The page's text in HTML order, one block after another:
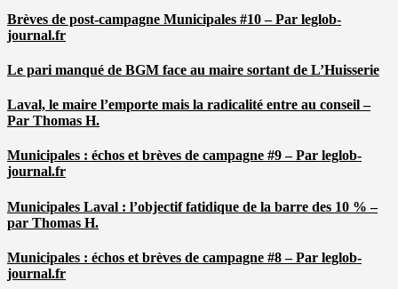
Brèves de post-campagne Municipales #10 – Par leglob-
journal.fr
Le pari manqué de BGM face au maire sortant de L’Huisserie
Laval, le maire l’emporte mais la radicalité entre au conseil –
Par Thomas H.
Municipales : échos et brèves de campagne #9 – Par leglob-
journal.fr
Municipales Laval : l’objectif fatidique de la barre des 10 % –
par Thomas H.
Municipales : échos et brèves de campagne #8 – Par leglob-
journal.fr